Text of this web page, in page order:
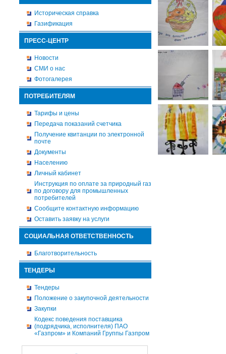
Историческая справка
Газификация
ПРЕСС-ЦЕНТР
Новости
СМИ о нас
Фотогалерея
ПОТРЕБИТЕЛЯМ
Тарифы и цены
Передача показаний счетчика
Получение квитанции по электронной
почте
Документы
Населению
Личный кабинет
Инструкция по оплате за природный газ
по договору для промышленных
потребителей
Сообщите контактную информацию
Оставить заявку на услуги
СОЦИАЛЬНАЯ ОТВЕТСТВЕННОСТЬ
Благотворительность
ТЕНДЕРЫ
Тендеры
Положение о закупочной деятельности
Закупки
Кодекс поведения поставщика
(подрядчика, исполнителя) ПАО
«Газпром» и Компаний Группы Газпром